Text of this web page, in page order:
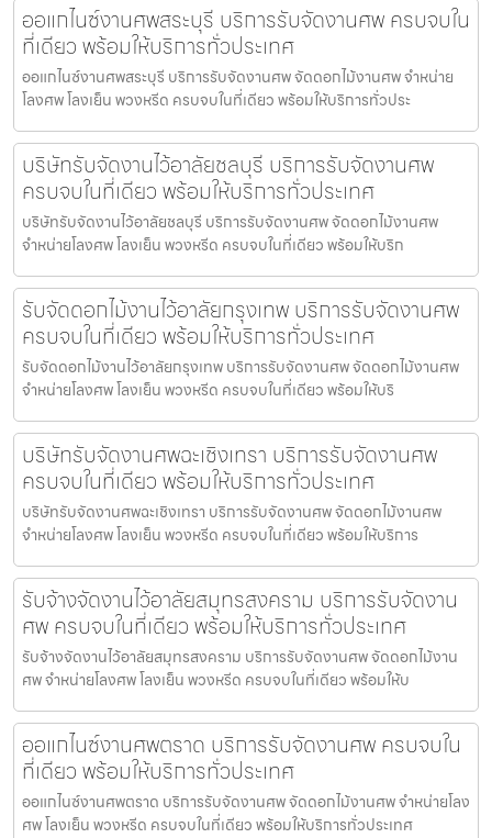
ออแกไนซ์งานศพสระบุรี บริการรับจัดงานศพ ครบจบใน
ที่เดียว พร้อมให้บริการทั่วประเทศ
ออแกไนซ์งานศพสระบุรี บริการรับจัดงานศพ จัดดอกไม้งานศพ จำหน่าย
โลงศพ โลงเย็น พวงหรีด ครบจบในที่เดียว พร้อมให้บริการทั่วประ
บริษัทรับจัดงานไว้อาลัยชลบุรี บริการรับจัดงานศพ
ครบจบในที่เดียว พร้อมให้บริการทั่วประเทศ
บริษัทรับจัดงานไว้อาลัยชลบุรี บริการรับจัดงานศพ จัดดอกไม้งานศพ
จำหน่ายโลงศพ โลงเย็น พวงหรีด ครบจบในที่เดียว พร้อมให้บริก
รับจัดดอกไม้งานไว้อาลัยกรุงเทพ บริการรับจัดงานศพ
ครบจบในที่เดียว พร้อมให้บริการทั่วประเทศ
รับจัดดอกไม้งานไว้อาลัยกรุงเทพ บริการรับจัดงานศพ จัดดอกไม้งานศพ
จำหน่ายโลงศพ โลงเย็น พวงหรีด ครบจบในที่เดียว พร้อมให้บริ
บริษัทรับจัดงานศพฉะเชิงเทรา บริการรับจัดงานศพ
ครบจบในที่เดียว พร้อมให้บริการทั่วประเทศ
บริษัทรับจัดงานศพฉะเชิงเทรา บริการรับจัดงานศพ จัดดอกไม้งานศพ
จำหน่ายโลงศพ โลงเย็น พวงหรีด ครบจบในที่เดียว พร้อมให้บริการ
รับจ้างจัดงานไว้อาลัยสมุทรสงคราม บริการรับจัดงาน
ศพ ครบจบในที่เดียว พร้อมให้บริการทั่วประเทศ
รับจ้างจัดงานไว้อาลัยสมุทรสงคราม บริการรับจัดงานศพ จัดดอกไม้งาน
ศพ จำหน่ายโลงศพ โลงเย็น พวงหรีด ครบจบในที่เดียว พร้อมให้บ
ออแกไนซ์งานศพตราด บริการรับจัดงานศพ ครบจบใน
ที่เดียว พร้อมให้บริการทั่วประเทศ
ออแกไนซ์งานศพตราด บริการรับจัดงานศพ จัดดอกไม้งานศพ จำหน่ายโลง
ศพ โลงเย็น พวงหรีด ครบจบในที่เดียว พร้อมให้บริการทั่วประเทศ